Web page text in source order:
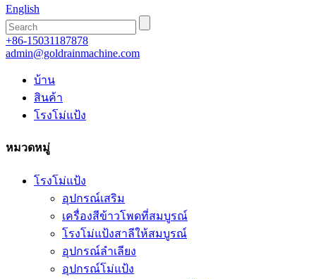
English
+86-15031187878
admin@goldrainmachine.com
บ้าน
สินค้า
โรงโม่แป้ง
หมวดหมู่
โรงโม่แป้ง
อุปกรณ์เสริม
เครื่องสีข้าวโพดที่สมบูรณ์
โรงโม่แป้งสาลีให้สมบูรณ์
อุปกรณ์ลำเลียง
อุปกรณ์โม่แป้ง